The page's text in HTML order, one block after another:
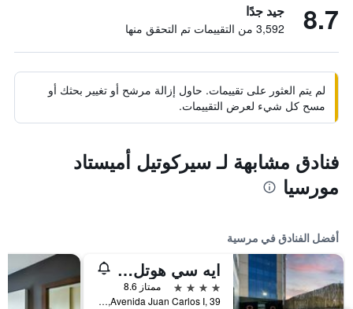
8.7 جيد جدًا
3,592 من التقييمات تم التحقق منها
لم يتم العثور على تقييمات. حاول إزالة مرشح أو تغيير بحثك أو
مسح كل شيء لعرض التقييمات.
فنادق مشابهة لـ سيركوتيل أميستاد
مورسيا
أفضل الفنادق في مرسية
ايه سي هوتل مورسيا باي ماريوت
4 نجوم
ممتاز 8.6
Avenida Juan Carlos I, 39, مرسية, أسبانيا